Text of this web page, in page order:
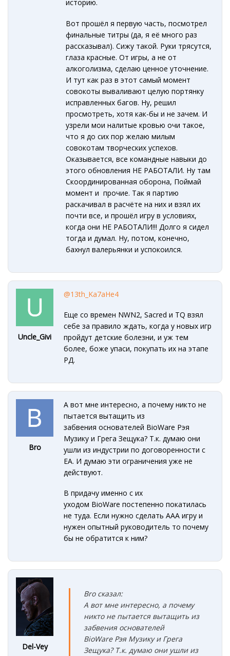
историю.
Вот прошёл я первую часть, посмотрел
финальные титры (да, я её много раз
рассказывал). Сижу такой. Руки трясутся,
глаза красные. От игры, а не от
алкоголизма, сделаю ценное уточнение.
И тут как раз в этот самый момент
совокоты вываливают целую портянку
исправленных багов. Ну, решил
просмотреть, хотя как-бы и не зачем. И
узрели мои налитые кровью очи такое,
что я до сих пор желаю милым
совокотам творческих успехов.
Оказывается, все командные навыки до
этого обновления НЕ РАБОТАЛИ. Ну там
Скоординированная оборона, Поймай
момент и прочие. Так я партию
раскачивал в расчёте на них и взял их
почти все, и прошёл игру в условиях,
когда они НЕ РАБОТАЛИ!!! Долго я сидел
тогда и думал. Ну, потом, конечно,
бахнул валерьянки и успокоился.
Uncle_Givi
@13th_Ka7aHe4
Еще со времен NWN2, Sacred и TQ взял
себе за правило ждать, когда у новых игр
пройдут детские болезни, и уж тем
более, боже упаси, покупать их на этапе
РД.
Bro
А вот мне интересно, а почему никто не
пытается вытащить из
забвения основателей BioWare Рэя
Музику и Грега Зещука? Т.к. думаю они
ушли из индустрии по договоренности с
ЕА. И думаю эти ограничения уже не
действуют.
В придачу именно с их
уходом BioWare постепенно покатилась
не туда. Если нужно сделать ААА игру и
нужен опытный руководитель то почему
бы не обратится к ним?
Del-Vey
Bro сказал:
А вот мне интересно, а почему
никто не пытается вытащить из
забвения основателей
BioWare Рэя Музику и Грега
Зещука? Т.к. думаю они ушли из